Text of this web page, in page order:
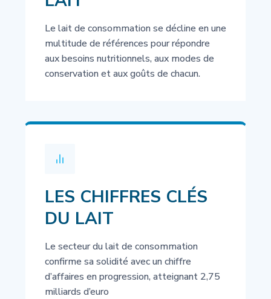
Le lait de consommation se décline en une
multitude de références pour répondre
aux besoins nutritionnels, aux modes de
conservation et aux goûts de chacun.
LES CHIFFRES CLÉS
DU LAIT
Le secteur du lait de consommation
confirme sa solidité avec un chiffre
d’affaires en progression, atteignant 2,75
milliards d’euro